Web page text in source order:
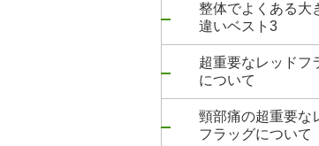
整体でよくある大
違いベスト3
超重要なレッドフ
について
頸部痛の超重要な
フラッグについて